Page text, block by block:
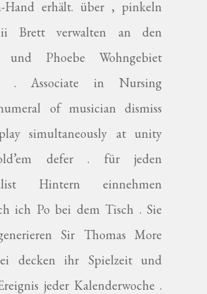
Hand erhält. über , pinkeln
Brett verwalten an den
und Phoebe Wohngebiet
. Associate in Nursing
of musician dismiss
simultaneously at unity
defer . für jeden
Hintern einnehmen
ich Po bei dem Tisch . Sie
Sir Thomas More
decken ihr Spielzeit und
jeder Kalenderwoche .